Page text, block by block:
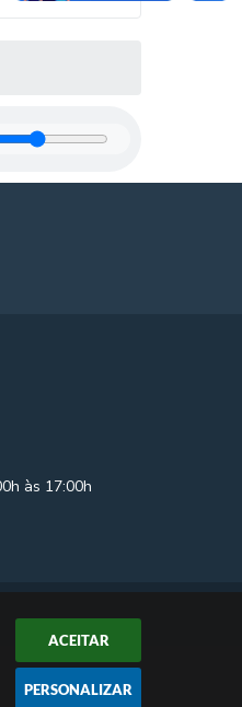
ACEITAR
PERSONALIZAR
às 17:00h